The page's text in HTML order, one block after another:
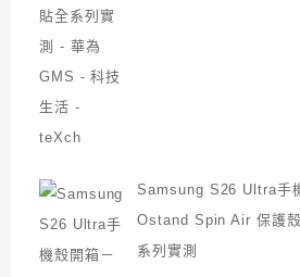
Samsung S26 Ultra手
Ostand Spin Air 保護
系列實測